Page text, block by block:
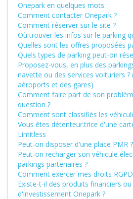
Onepark en quelques mots
Comment contacter Onepark ?
Comment réserver sur le site ?
Où trouver les infos sur le parking
Quelles sont les offres proposées
Quels types de parking peut-on
Proposez-vous, en plus des
navette ou des services voituriers ?
aéroports et des gares)
Comment faire part de son
question ?
Comment sont classifiés les
Vous êtes détenteur.trice d'une
Limitless
Peut-on disposer d'une place PMR ?
Peut-on recharger son véhicule
parkings partenaires ?
Comment exercer mes droits
Existe-t-il des produits financiers
d'investissement Onepark ?